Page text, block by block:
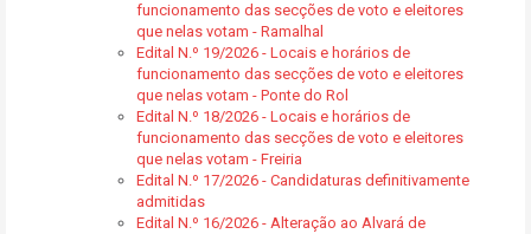
funcionamento das secções de voto e eleitores
que nelas votam - Ramalhal
Edital N.º 19/2026 - Locais e horários de
funcionamento das secções de voto e eleitores
que nelas votam - Ponte do Rol
Edital N.º 18/2026 - Locais e horários de
funcionamento das secções de voto e eleitores
que nelas votam - Freiria
Edital N.º 17/2026 - Candidaturas definitivamente
admitidas
Edital N.º 16/2026 - Alteração ao Alvará de